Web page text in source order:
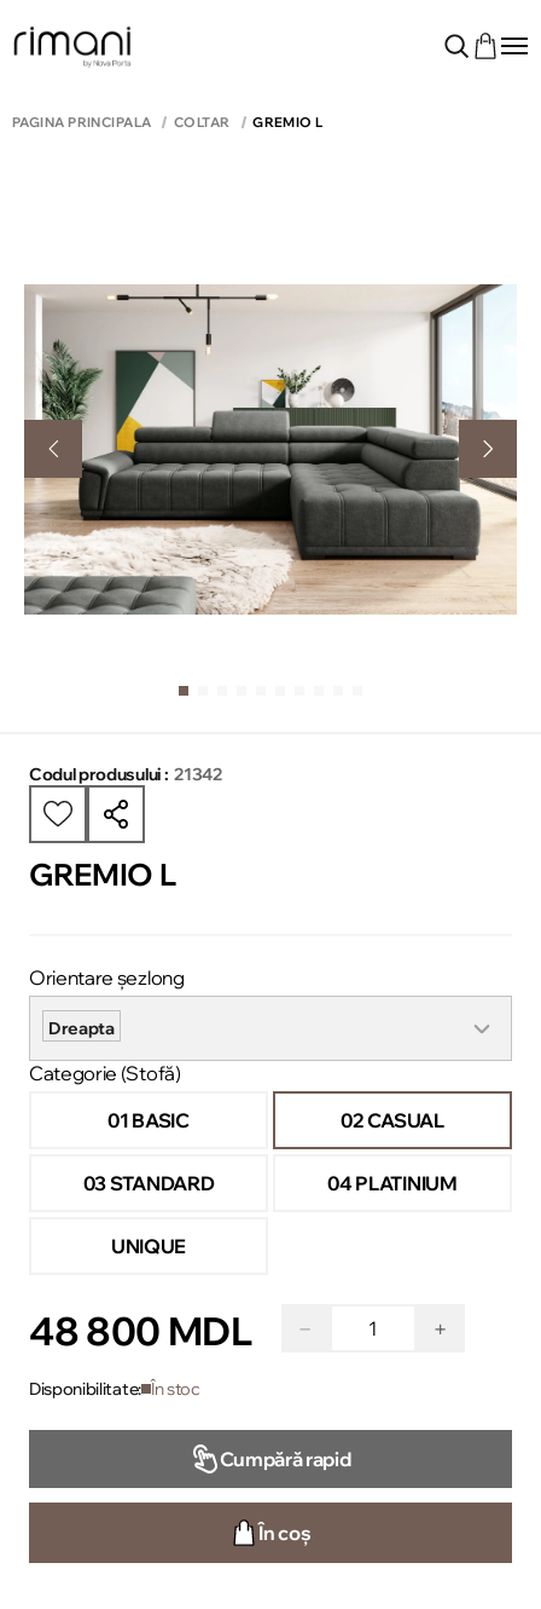
PAGINA PRINCIPALĂ COLTAR GREMIO L
Codul produsului : 21342
GREMIO L
Orientare șezlong
Dreapta
Categorie (Stofă)
01 BASIC
02 CASUAL
03 STANDARD 04 PLATINIUM
UNIQUE
48 800 MDL − +
Disponibilitate: În stoc
Cumpără rapid
În coș